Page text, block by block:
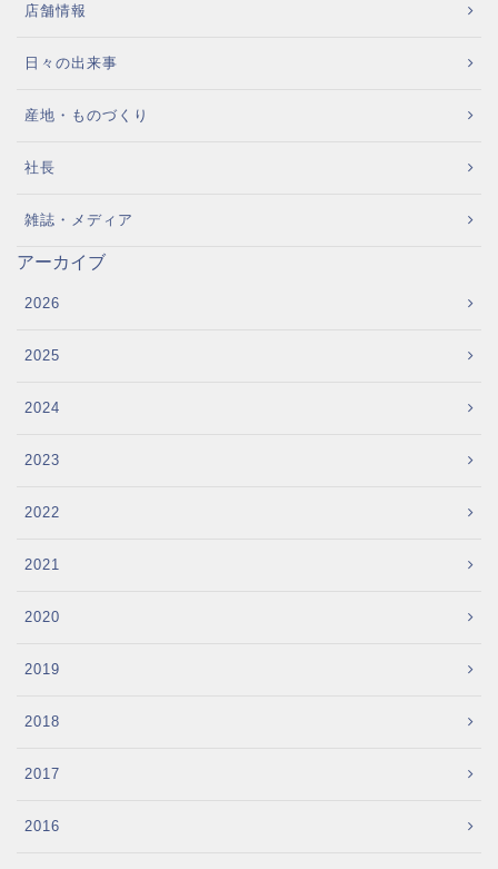
店舗情報
日々の出来事
産地・ものづくり
社長
雑誌・メディア
アーカイブ
2026
2025
2024
2023
2022
2021
2020
2019
2018
2017
2016